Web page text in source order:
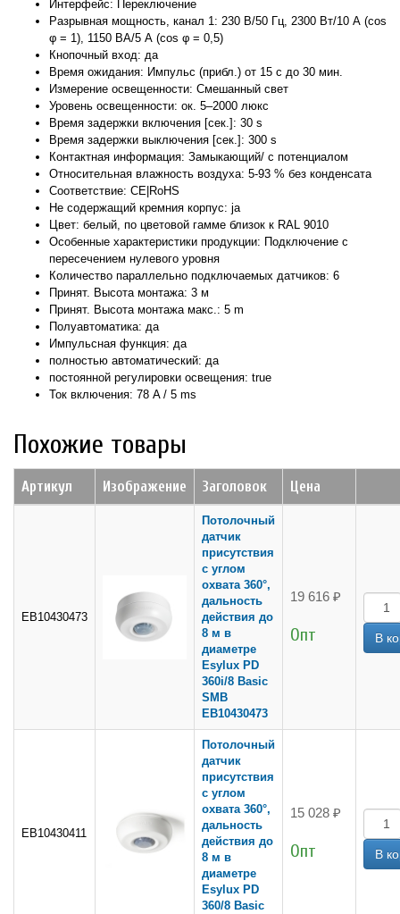
Интерфейс: Переключение
Разрывная мощность, канал 1: 230 В/50 Гц, 2300 Вт/10 А (cos
φ = 1), 1150 ВА/5 А (cos φ = 0,5)
Кнопочный вход: да
Время ожидания: Импульс (прибл.) от 15 с до 30 мин.
Измерение освещенности: Смешанный свет
Уровень освещенности: ок. 5–2000 люкс
Время задержки включения [сек.]: 30 s
Время задержки выключения [сек.]: 300 s
Контактная информация: Замыкающий/ с потенциалом
Относительная влажность воздуха: 5-93 % без конденсата
Соответствие: CE|RoHS
Не содержащий кремния корпус: ja
Цвет: белый, по цветовой гамме близок к RAL 9010
Особенные характеристики продукции: Подключение с
пересечением нулевого уровня
Количество параллельно подключаемых датчиков: 6
Принят. Высота монтажа: 3 м
Принят. Высота монтажа макс.: 5 m
Полуавтоматика: да
Импульсная функция: да
полностью автоматический: да
постоянной регулировки освещения: true
Ток включения: 78 A / 5 ms
Похожие товары
Артикул Изображение Заголовок Цена
EB10430473
Потолочный
датчик
присутствия
с углом
охвата 360°,
дальность
действия до
8 м в
диаметре
Esylux PD
360i/8 Basic
SMB
EB10430473
19 616 ₽
Опт
EB10430411
Потолочный
датчик
присутствия
с углом
охвата 360°,
дальность
действия до
8 м в
диаметре
Esylux PD
360/8 Basic
15 028 ₽
Опт